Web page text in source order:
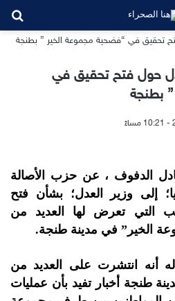
حول فتح تحقيق في
بطنجة
الدفوف ، عن حزب الأصالة
إلى وزير العدل؛ بشأن فتح
التي تعرض لها العديد من
الخير” في مدينة طنجة.
أنه انتشرت على العديد من
طنجة أخبار تفيد بأن عمليات